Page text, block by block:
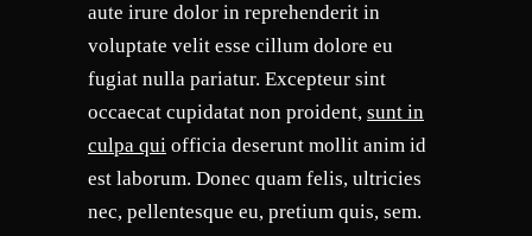
aute irure dolor in reprehenderit in
voluptate velit esse cillum dolore eu
fugiat nulla pariatur. Excepteur sint
occaecat cupidatat non proident, sunt in
culpa qui officia deserunt mollit anim id
est laborum. Donec quam felis, ultricies
nec, pellentesque eu, pretium quis, sem.